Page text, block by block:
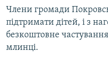
Члени громади
підтримати дітей, і з
безкоштовне
млинці.